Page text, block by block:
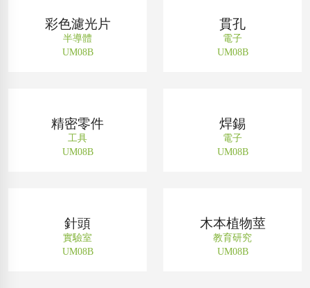
彩色濾光片
半導體
UM08B
貫孔
電子
UM08B
精密零件
工具
UM08B
焊錫
電子
UM08B
針頭
實驗室
UM08B
木本植物莖
教育研究
UM08B